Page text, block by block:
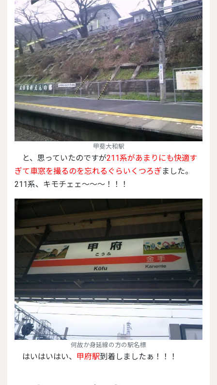
甲斐大和駅
と、思っていたのですが211系があまりにも快適す
ぎて車窓を撮るのを忘れるぐらいくつろぎ ました。
211系、キモチェェ～～～！！！
何故か身延線の方の駅名標
はいはいはい、 甲府駅到着しましたぁ！！！